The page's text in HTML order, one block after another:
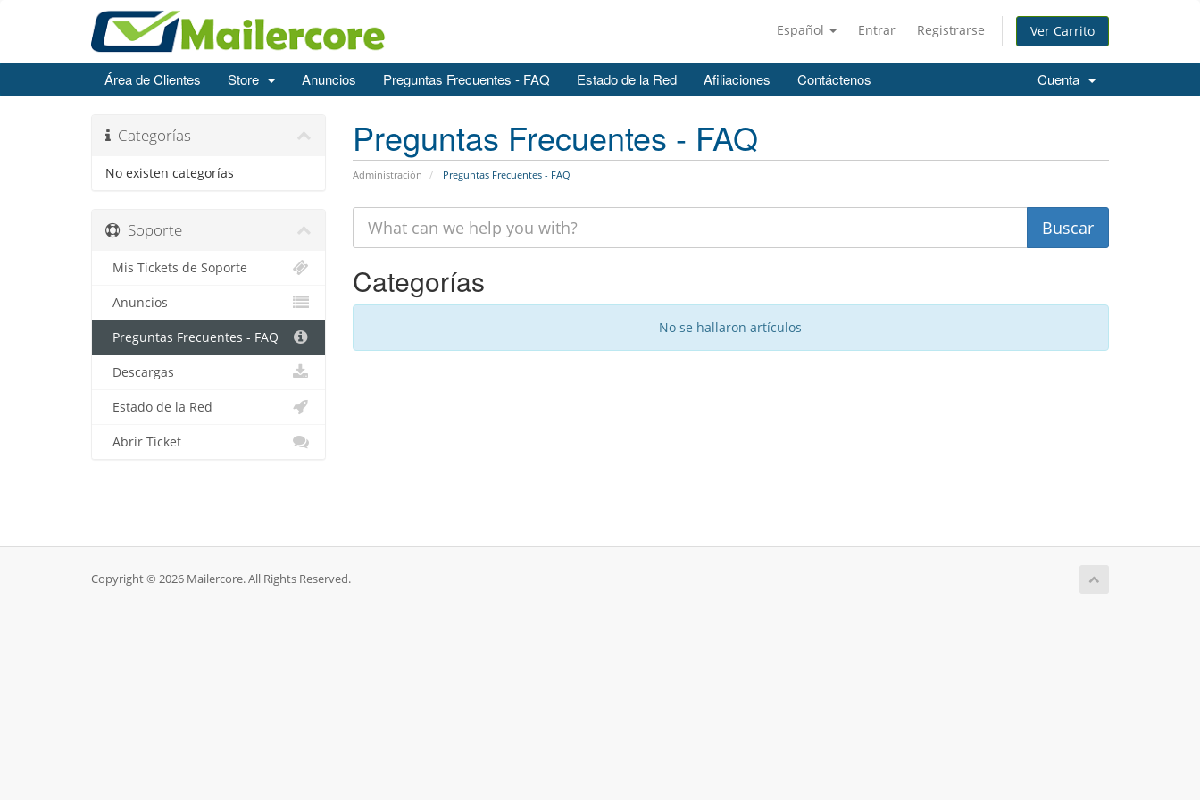
Español Entrar Registrarse Ver Carrito
Área de Clientes Store Anuncios Preguntas Frecuentes - FAQ Estado de la Red Afiliaciones Contáctenos Cuenta
Preguntas Frecuentes - FAQ
Administración Preguntas Frecuentes - FAQ
Categorías
No existen categorías
Categorías
No se hallaron artículos
Soporte
Mis Tickets de Soporte
Anuncios
Preguntas Frecuentes - FAQ
Descargas
Estado de la Red
Abrir Ticket
Copyright © 2026 Mailercore. All Rights Reserved.